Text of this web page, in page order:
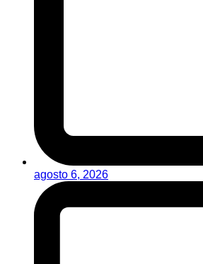
agosto 6, 2026